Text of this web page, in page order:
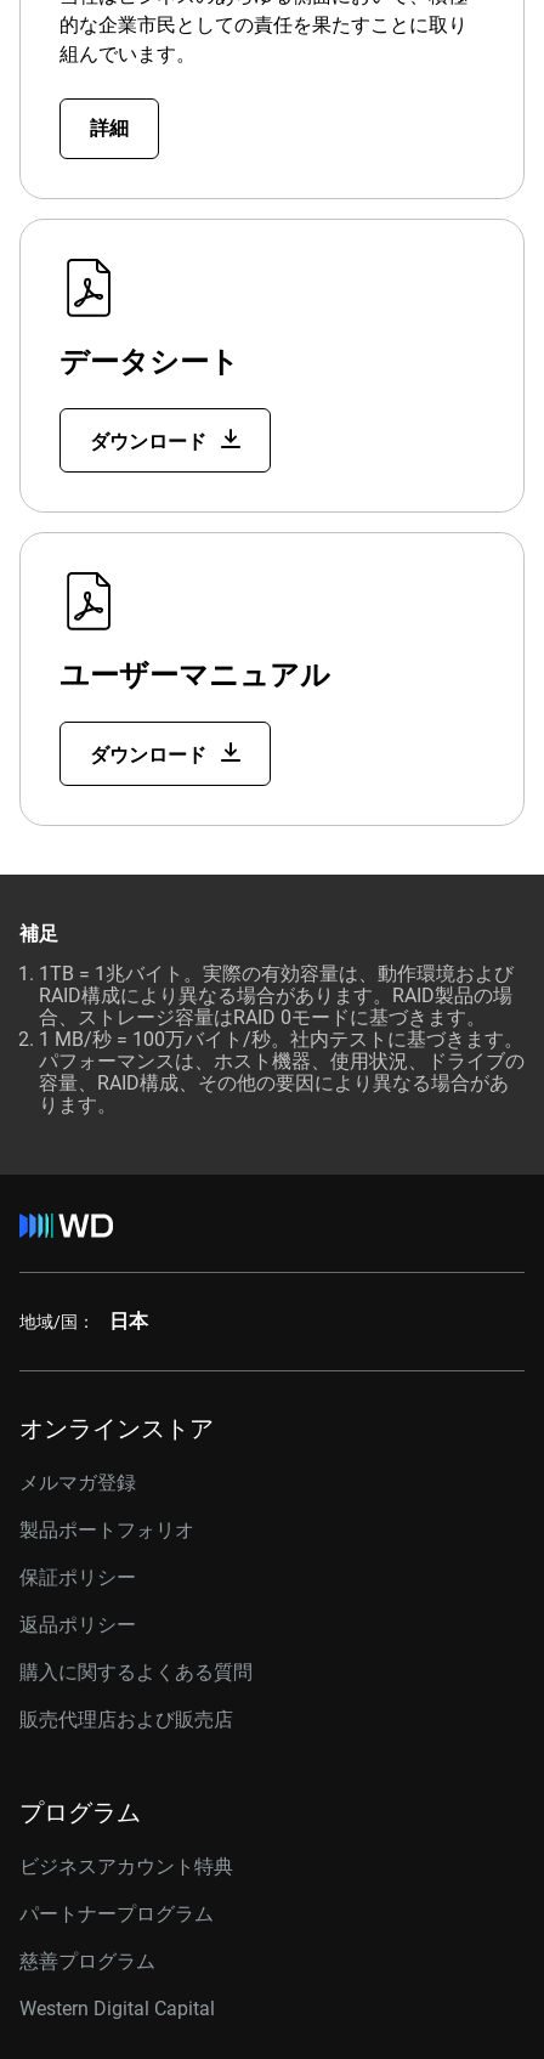
的な企業市民としての責任を果たすことに取り
組んでいます。
詳細
データシート
ダウンロード
ユーザーマニュアル
ダウンロード
補足
1TB = 1兆バイト。実際の有効容量は、動作環境および
RAID構成により異なる場合があります。RAID製品の場
合、ストレージ容量はRAID 0モードに基づきます。
1 MB/秒 = 100万バイト/秒。社内テストに基づきます。
パフォーマンスは、ホスト機器、使用状況、ドライブの
容量、RAID構成、その他の要因により異なる場合があ
ります。
地域/国： 日本
オンラインストア
メルマガ登録
製品ポートフォリオ
保証ポリシー
返品ポリシー
購入に関するよくある質問
販売代理店および販売店
プログラム
ビジネスアカウント特典
パートナープログラム
慈善プログラム
Western Digital Capital